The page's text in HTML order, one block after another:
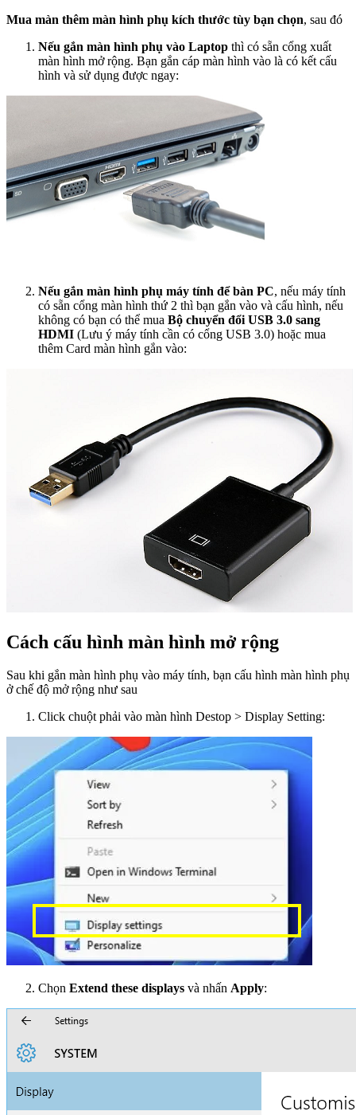
Mua màn thêm màn hình phụ kích thước tùy bạn chọn, sau đó
Nếu gắn màn hình phụ vào Laptop thì có sẵn cổng xuất
màn hình mở rộng. Bạn gắn cáp màn hình vào là có kết cấu
hình và sử dụng được ngay:
Nếu gắn màn hình phụ máy tính để bàn PC, nếu máy tính
có sẵn cổng màn hình thứ 2 thì bạn gắn vào và cấu hình, nếu
không có bạn có thể mua Bộ chuyển đổi USB 3.0 sang
HDMI (Lưu ý máy tính cần có cổng USB 3.0) hoặc mua
thêm Card màn hình gắn vào:
Cách cấu hình màn hình mở rộng
Sau khi gắn màn hình phụ vào máy tính, bạn cấu hình màn hình phụ
ở chế độ mở rộng như sau
Click chuột phải vào màn hình Destop > Display Setting:
Chọn Extend these displays và nhấn Apply: